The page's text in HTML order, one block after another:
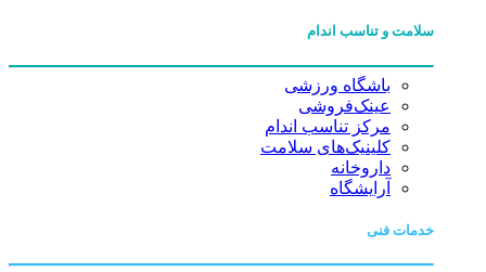
سلامت و تناسب اندام
باشگاه ورزشی
عینک‌فروشی
مرکز تناسب اندام
کلینیک‌های سلامت
داروخانه
آرایشگاه
خدمات فنی